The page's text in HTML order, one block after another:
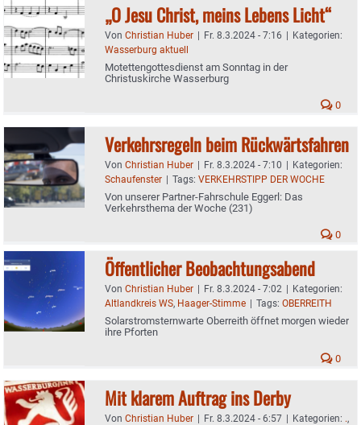
„O Jesu Christ, meins Lebens Licht“
Von Christian Huber | Fr. 8.3.2024 - 7:16 | Kategorien:
Wasserburg aktuell
Motettengottesdienst am Sonntag in der
Christuskirche Wasserburg
0
Verkehrsregeln beim Rückwärtsfahren
Von Christian Huber | Fr. 8.3.2024 - 7:10 | Kategorien:
Schaufenster | Tags: VERKEHRSTIPP DER WOCHE
Von unserer Partner-Fahrschule Eggerl: Das
Verkehrsthema der Woche (231)
0
Öffentlicher Beobachtungsabend
Von Christian Huber | Fr. 8.3.2024 - 7:02 | Kategorien:
Altlandkreis WS, Haager-Stimme | Tags: OBERREITH
Solarstromsternwarte Oberreith öffnet morgen wieder
ihre Pforten
0
Mit klarem Auftrag ins Derby
Von Christian Huber | Fr. 8.3.2024 - 6:57 | Kategorien: .,